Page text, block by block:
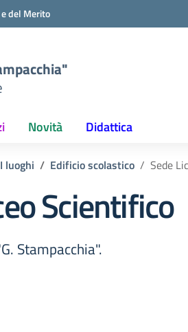
del Merito
Novità Didattica
I luoghi Edificio scolastico Sede
Scientifico
Stampacchia".